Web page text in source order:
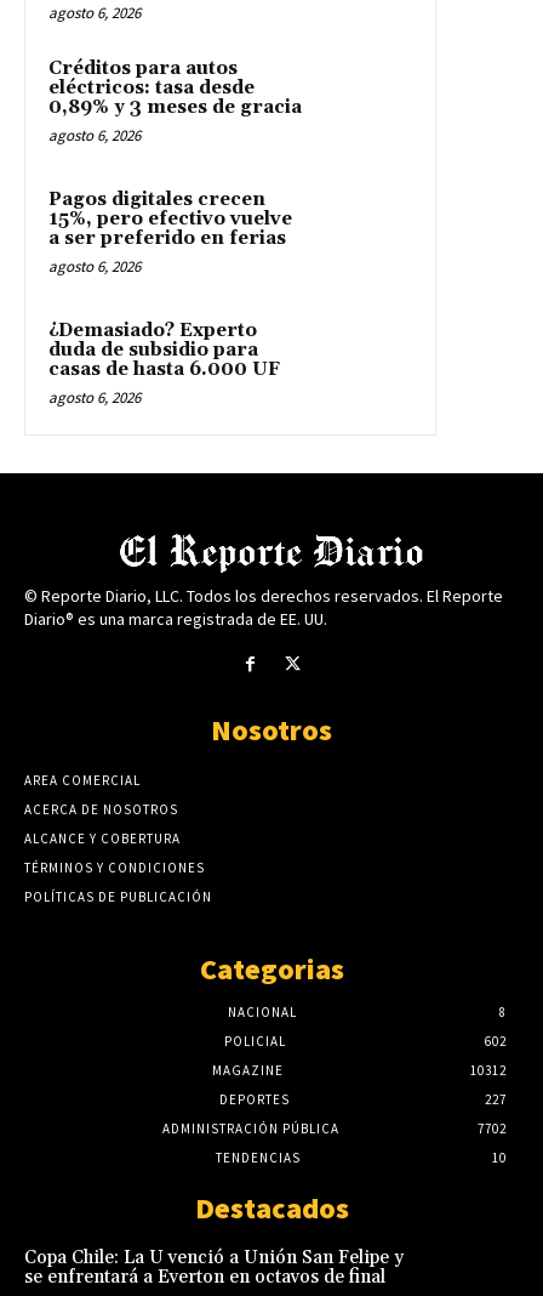
agosto 6, 2026
Créditos para autos
eléctricos: tasa desde
0,89% y 3 meses de gracia
agosto 6, 2026
Pagos digitales crecen
15%, pero efectivo vuelve
a ser preferido en ferias
agosto 6, 2026
¿Demasiado? Experto
duda de subsidio para
casas de hasta 6.000 UF
agosto 6, 2026
© Reporte Diario, LLC. Todos los derechos reservados. El Reporte
Diario® es una marca registrada de EE. UU.
Nosotros
AREA COMERCIAL
ACERCA DE NOSOTROS
ALCANCE Y COBERTURA
TÉRMINOS Y CONDICIONES
POLÍTICAS DE PUBLICACIÓN
Categorias
NACIONAL
8
POLICIAL
602
MAGAZINE
10312
DEPORTES
227
ADMINISTRACIÓN PÚBLICA
7702
TENDENCIAS
10
Destacados
Copa Chile: La U venció a Unión San Felipe y
se enfrentará a Everton en octavos de final